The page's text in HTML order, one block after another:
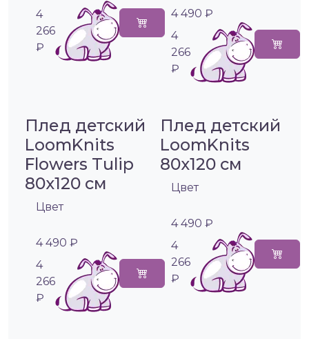
4
266
₽
4 490 ₽
4
266
₽
Плед детский
LoomKnits
Flowers Tulip
80х120 см
Цвет
4 490 ₽
4
266
₽
Плед детский
LoomKnits
80х120 см
Цвет
4 490 ₽
4
266
₽